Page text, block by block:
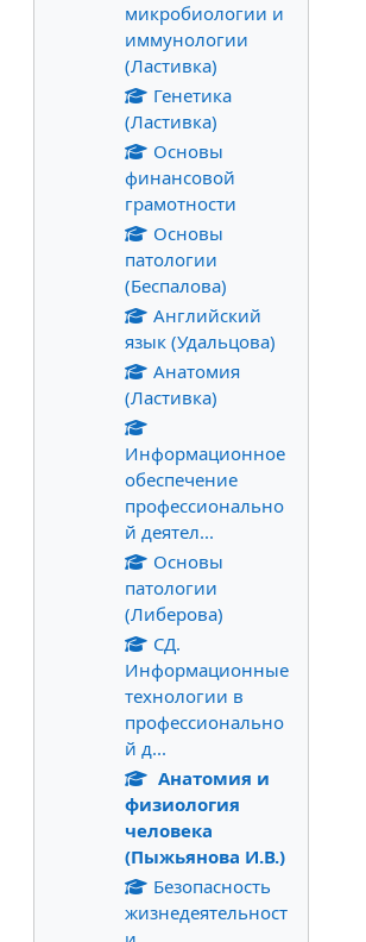
микробиологии и
иммунологии
(Ластивка)
Генетика
(Ластивка)
Основы
финансовой
грамотности
Основы
патологии
(Беспалова)
Английский
язык (Удальцова)
Анатомия
(Ластивка)
Информационное
обеспечение
профессионально
й деятел...
Основы
патологии
(Либерова)
СД.
Информационные
технологии в
профессионально
й д...
Анатомия и
физиология
человека
(Пыжьянова И.В.)
Безопасность
жизнедеятельност